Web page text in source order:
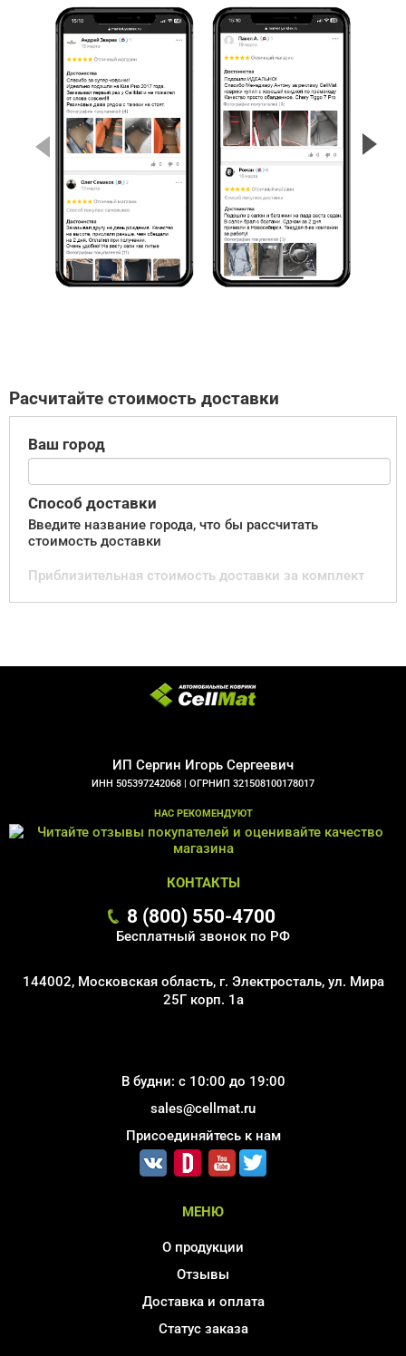
Расчитайте стоимость доставки
Ваш город
Способ доставки
Введите название города, что бы рассчитать
стоимость доставки
Приблизительная стоимость доставки за комплект
ИП Сергин Игорь Сергеевич
ИНН 505397242068 | ОГРНИП 321508100178017
НАС РЕКОМЕНДУЮТ
КОНТАКТЫ
8 (800) 550-4700
Бесплатный звонок по РФ
144002, Московская область, г. Электросталь, ул. Мира
25Г корп. 1а
В будни: с 10:00 до 19:00
sales@cellmat.ru
Присоединяйтесь к нам
МЕНЮ
О продукции
Отзывы
Доставка и оплата
Статус заказа